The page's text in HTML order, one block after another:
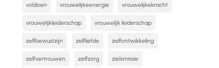
voldoen vrouwelijkeenergie vrouwelijkekracht
vrouwelijkleiderschap vrouwelijk leiderschap
zelfbewustzijn zelfliefde zelfontwikkeling
zelfvertrouwen zelfzorg zielsmissie